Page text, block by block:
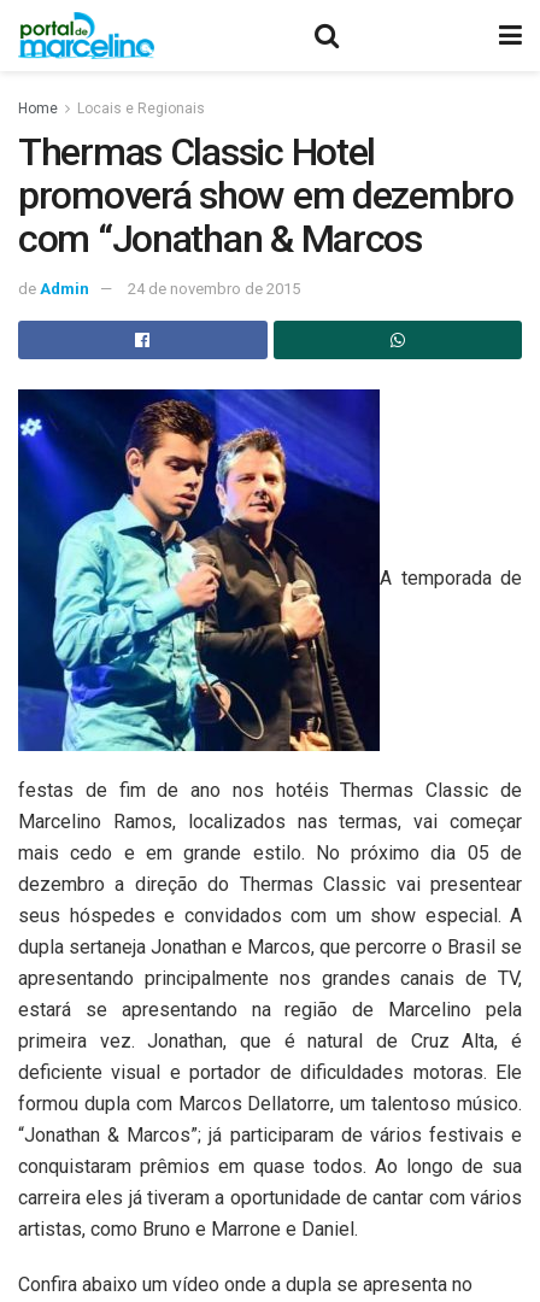
Home Locais e Regionais
Thermas Classic Hotel
promoverá show em dezembro
com “Jonathan & Marcos
de Admin 24 de novembro de 2015
A temporada de
festas de fim de ano nos hotéis Thermas Classic de
Marcelino Ramos, localizados nas termas, vai começar
mais cedo e em grande estilo. No próximo dia 05 de
dezembro a direção do Thermas Classic vai presentear
seus hóspedes e convidados com um show especial. A
dupla sertaneja Jonathan e Marcos, que percorre o Brasil se
apresentando principalmente nos grandes canais de TV,
estará se apresentando na região de Marcelino pela
primeira vez. Jonathan, que é natural de Cruz Alta, é
deficiente visual e portador de dificuldades motoras. Ele
formou dupla com Marcos Dellatorre, um talentoso músico.
“Jonathan & Marcos”; já participaram de vários festivais e
conquistaram prêmios em quase todos. Ao longo de sua
carreira eles já tiveram a oportunidade de cantar com vários
artistas, como Bruno e Marrone e Daniel.
Confira abaixo um vídeo onde a dupla se apresenta no